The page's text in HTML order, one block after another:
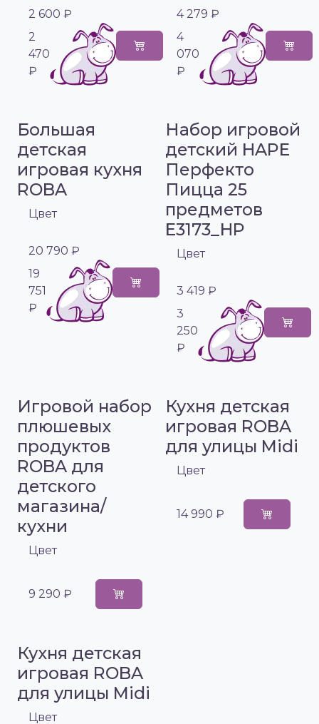
2 600 ₽
2
470
₽
4 279 ₽
4
070
₽
Большая
детская
игровая кухня
ROBA
Цвет
20 790 ₽
19
751
₽
Набор игровой
детский HAPE
Перфекто
Пицца 25
предметов
E3173_HP
Цвет
3 419 ₽
3
250
₽
Игровой набор
плюшевых
продуктов
ROBA для
детского
магазина/
кухни
Цвет
9 290 ₽
Кухня детская
игровая ROBA
для улицы Midi
Цвет
14 990 ₽
Кухня детская
игровая ROBA
для улицы Midi
Цвет